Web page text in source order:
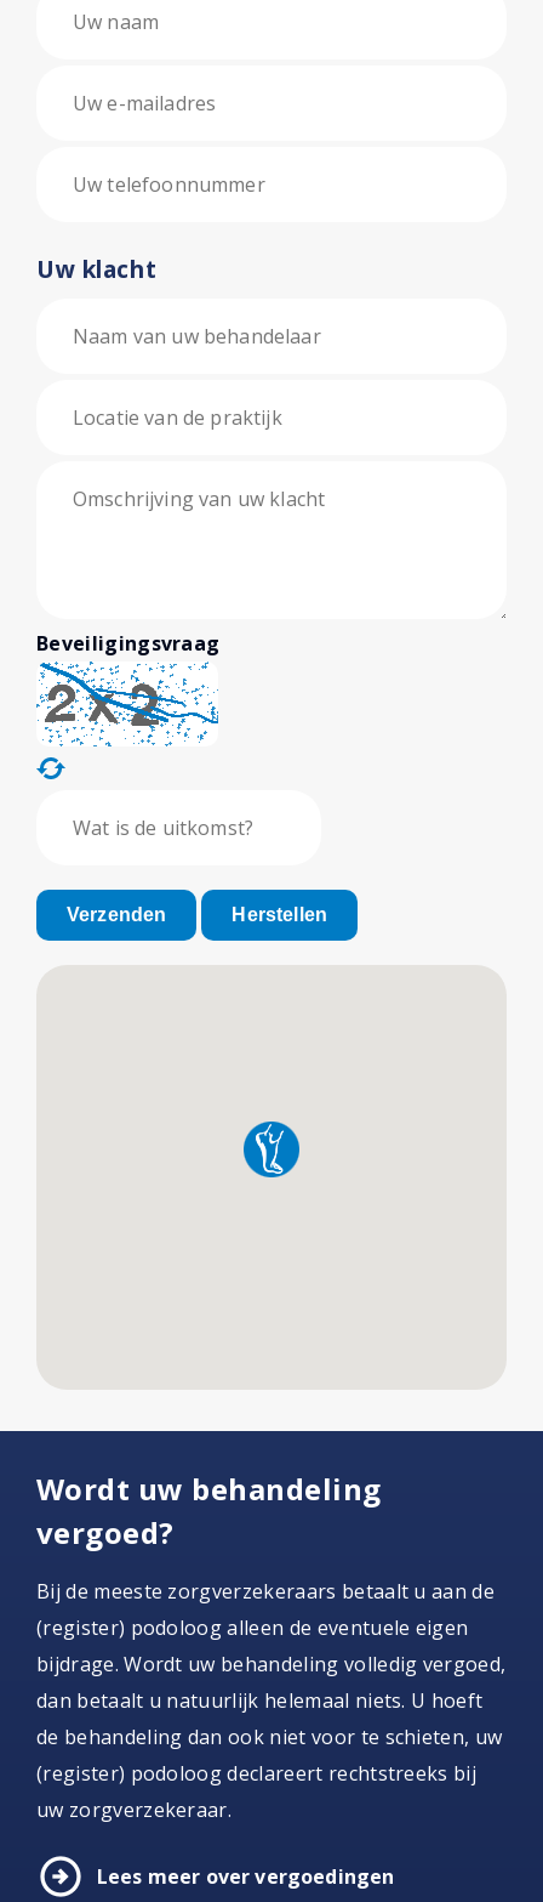
Uw klacht
Beveiligingsvraag
Verzenden Herstellen
Wordt uw behandeling
vergoed?
Bij de meeste zorgverzekeraars betaalt u aan de
(register) podoloog alleen de eventuele eigen
bijdrage. Wordt uw behandeling volledig vergoed,
dan betaalt u natuurlijk helemaal niets. U hoeft
de behandeling dan ook niet voor te schieten, uw
(register) podoloog declareert rechtstreeks bij
uw zorgverzekeraar.
arrow_circle_right Lees meer over vergoedingen